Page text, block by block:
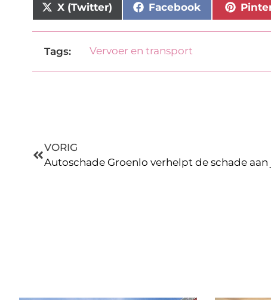
X (Twitter) Facebook
Tags: Vervoer en transport
VORIG
Autoschade Groenlo verhelpt de schade